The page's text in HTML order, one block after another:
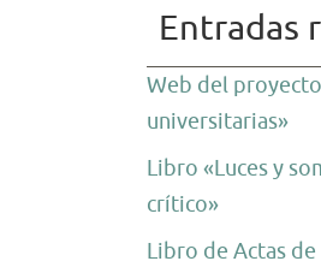
Entradas
Web del
universitarias»
Libro «Luces y
crítico»
Libro de Actas